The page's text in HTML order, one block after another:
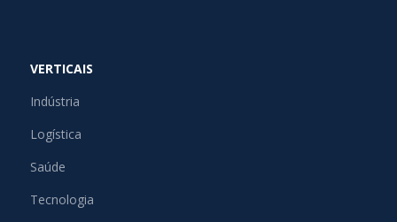
VERTICAIS
Indústria
Logística
Saúde
Tecnologia